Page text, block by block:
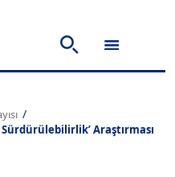
Sürdürülebilirlik’ Araştırması